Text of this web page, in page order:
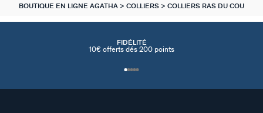
BOUTIQUE EN LIGNE AGATHA COLLIERS COLLIERS RAS DU COU
FIDÉLITÉ
10€ offerts dés 200 points